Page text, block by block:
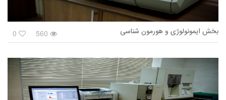
560
0 بخش ایمونولوژی و هورمون شناسی